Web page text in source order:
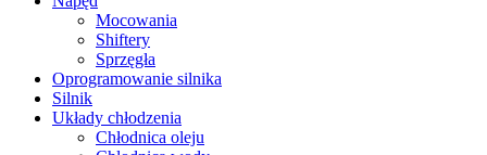
Mocowania
Shiftery
Sprzęgła
Oprogramowanie silnika
Silnik
Układy chłodzenia
Chłodnica oleju